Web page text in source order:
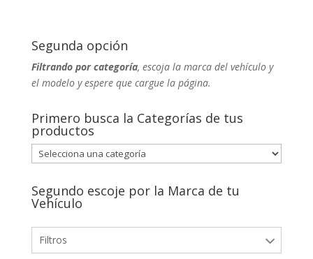
Segunda opción
Filtrando por categoría, escoja la marca del vehículo y
el modelo y espere que cargue la página.
Primero busca la Categorías de tus
productos
Segundo escoje por la Marca de tu
Vehículo
Filtros